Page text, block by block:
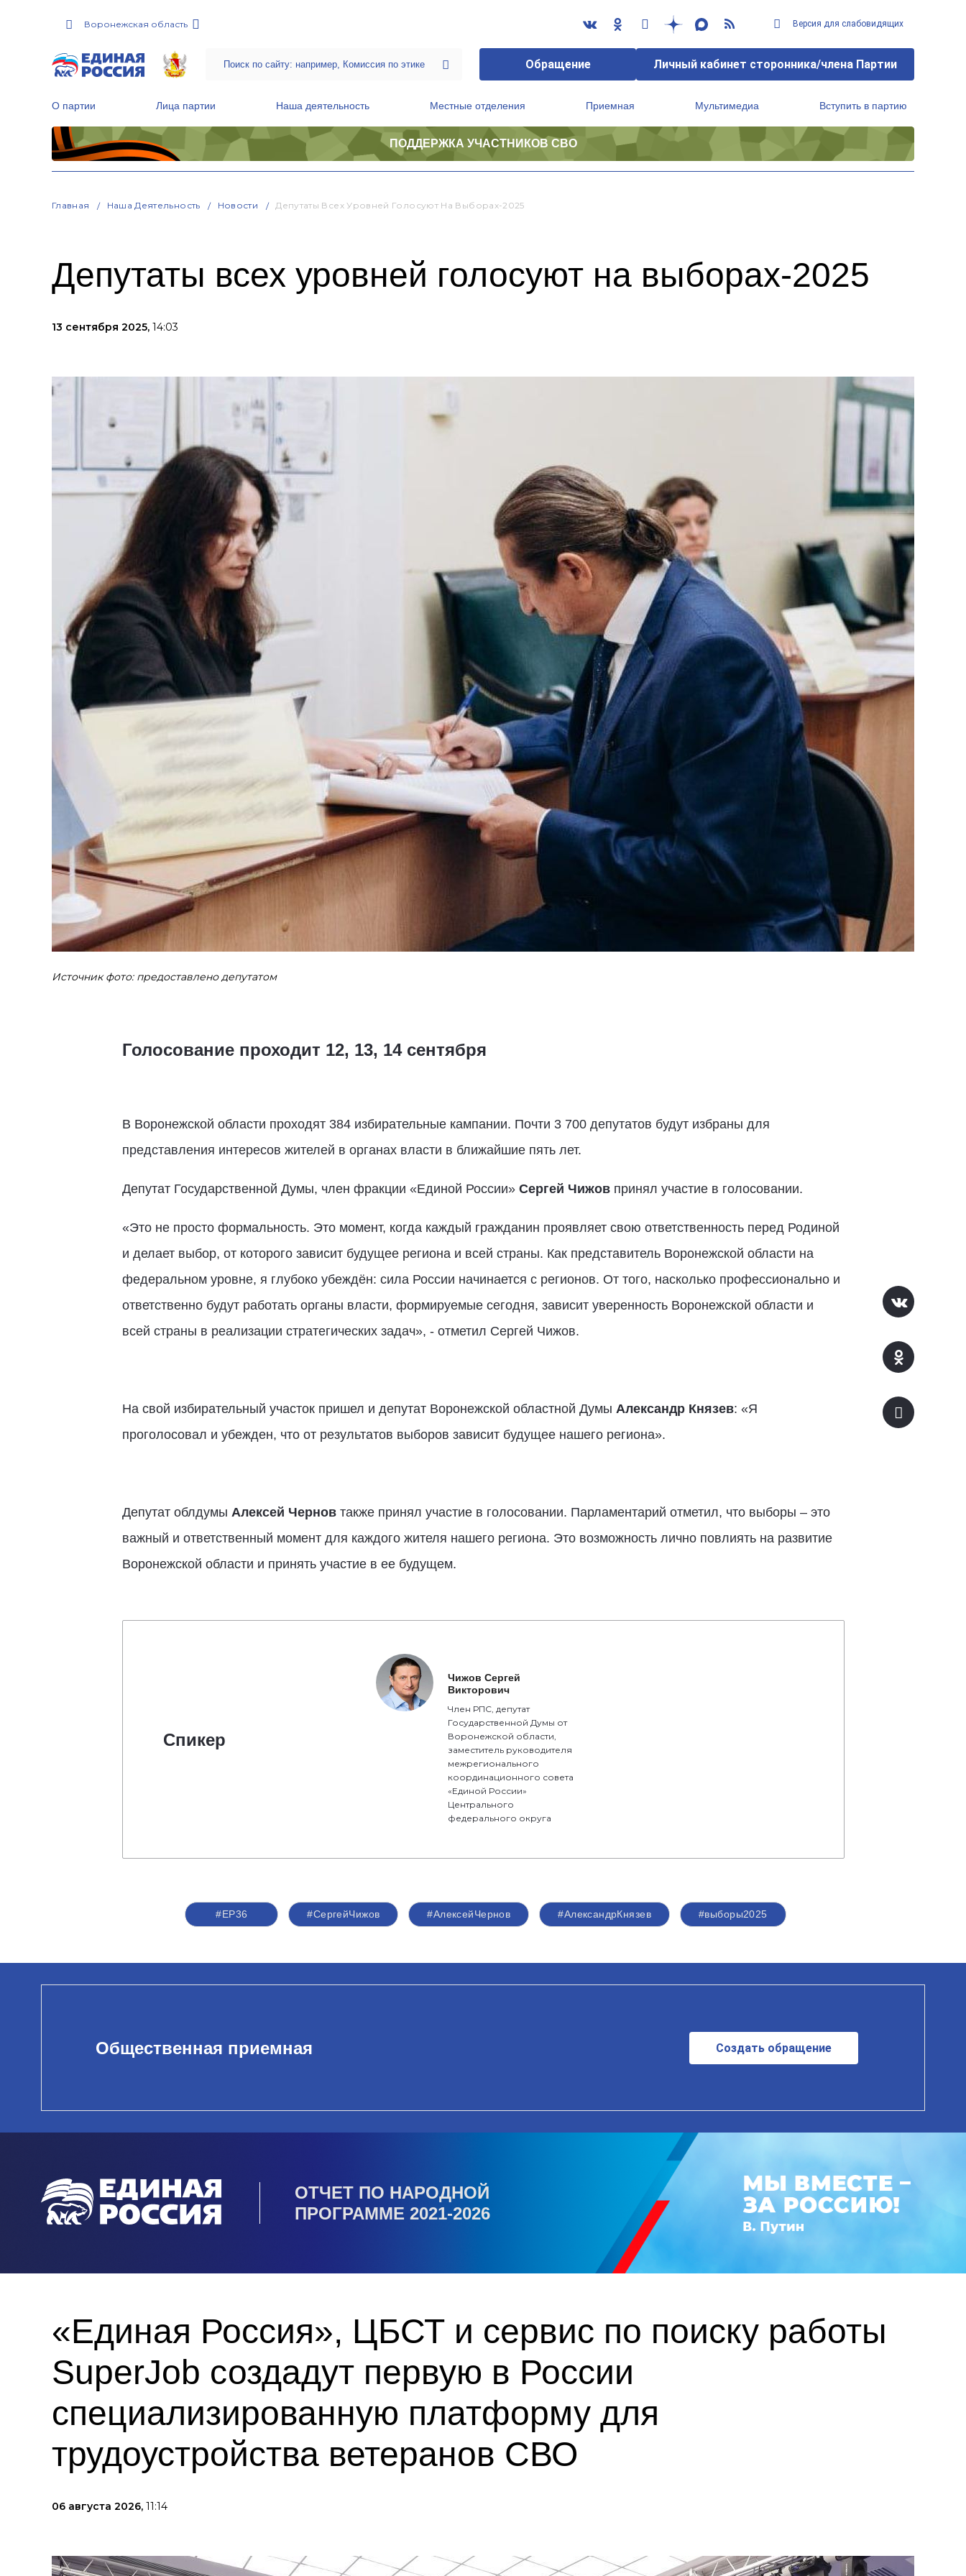
Воронежская область Версия для слабовидящих
Обращение Личный кабинет сторонника/члена Партии
О партии Лица партии Наша деятельность Местные отделения Приемная Мультимедиа Вступить в партию
ПОДДЕРЖКА УЧАСТНИКОВ СВО
Главная Наша Деятельность Новости Депутаты Всех Уровней Голосуют На Выборах-2025
Депутаты всех уровней голосуют на выборах-2025
13 сентября 2025, 14:03
Источник фото: предоставлено депутатом
Голосование проходит 12, 13, 14 сентября
В Воронежской области проходят 384 избирательные кампании. Почти 3 700 депутатов будут избраны для
представления интересов жителей в органах власти в ближайшие пять лет.
Депутат Государственной Думы, член фракции «Единой России»Сергей Чижовпринял участие в голосовании.
«Это не просто формальность. Это момент, когда каждый гражданин проявляет свою ответственность перед Родиной
и делает выбор, от которого зависит будущее региона и всей страны. Как представитель Воронежской области на
федеральном уровне, я глубоко убеждён: сила России начинается с регионов. От того, насколько профессионально и
ответственно будут работать органы власти, формируемые сегодня, зависит уверенность Воронежской области и
всей страны в реализации стратегических задач», - отметил Сергей Чижов.
На свой избирательный участок пришел и депутат Воронежской областной Думы Александр Князев: «Я
проголосовал и убежден, что от результатов выборов зависит будущее нашего региона».
Депутат облдумы Алексей Черновтакже принял участие в голосовании. Парламентарий отметил, что выборы – это
важный и ответственный момент для каждого жителя нашего региона. Это возможность лично повлиять на развитие
Воронежской области и принять участие в ее будущем.
Спикер
Чижов Сергей
Викторович
Член РПС, депутат
Государственной Думы от
Воронежской области,
заместитель руководителя
межрегионального
координационного совета
«Единой России»
Центрального
федерального округа
#ЕР36 #СергейЧижов #АлексейЧернов #АлександрКнязев #выборы2025
Общественная приемная Создать обращение
ОТЧЕТ ПО НАРОДНОЙ
ПРОГРАММЕ 2021-2026
«Единая Россия», ЦБСТ и сервис по поиску работы
SuperJob создадут первую в России
специализированную платформу для
трудоустройства ветеранов СВО
06 августа 2026, 11:14